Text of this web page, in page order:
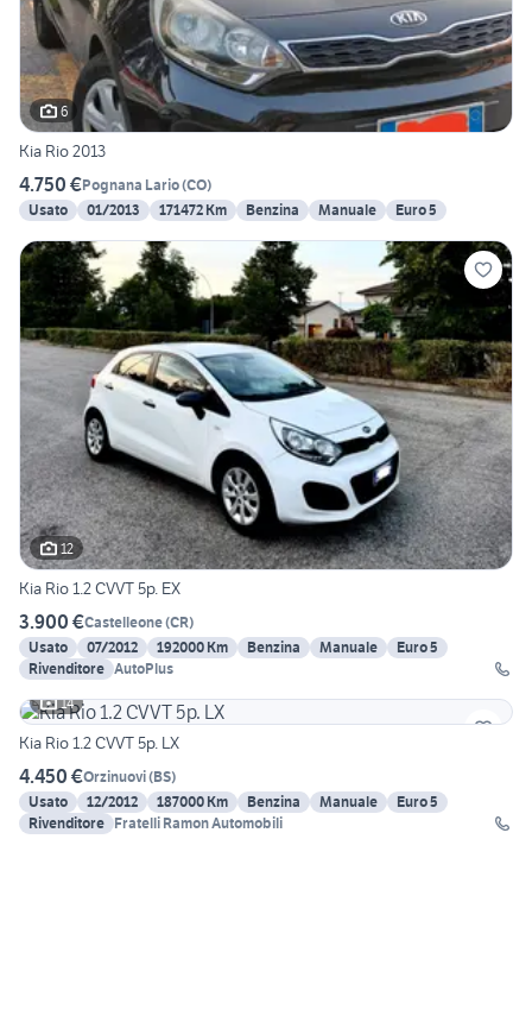
6
Kia Rio 2013
4.750 €Pognana Lario(CO)
Usato
01/2013 171472 Km Benzina Manuale Euro 5
12
Kia Rio 1.2 CVVT 5p. EX
3.900 €Castelleone(CR)
Usato
07/2012 192000 Km Benzina Manuale
Euro 5
Rivenditore AutoPlus
14
Kia Rio 1.2 CVVT 5p. LX
4.450 €Orzinuovi(BS)
Usato
12/2012 187000 Km Benzina Manuale
Euro 5
Rivenditore Fratelli Ramon Automobili